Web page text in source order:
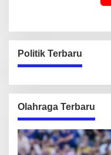
Politik Terbaru
Olahraga Terbaru